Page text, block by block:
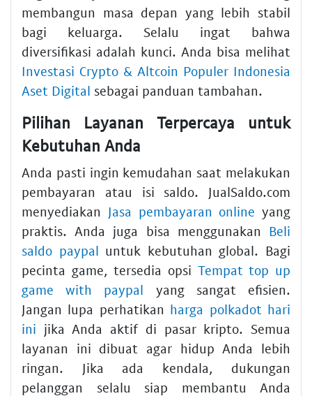
membangun masa depan yang lebih stabil
bagi keluarga. Selalu ingat bahwa
diversifikasi adalah kunci. Anda bisa melihat
Investasi Crypto & Altcoin Populer Indonesia
Aset Digital sebagai panduan tambahan.
Pilihan Layanan Terpercaya untuk
Kebutuhan Anda
Anda pasti ingin kemudahan saat melakukan
pembayaran atau isi saldo. JualSaldo.com
menyediakan Jasa pembayaran online yang
praktis. Anda juga bisa menggunakan Beli
saldo paypal untuk kebutuhan global. Bagi
pecinta game, tersedia opsi Tempat top up
game with paypal yang sangat efisien.
Jangan lupa perhatikan harga polkadot hari
ini jika Anda aktif di pasar kripto. Semua
layanan ini dibuat agar hidup Anda lebih
ringan. Jika ada kendala, dukungan
pelanggan selalu siap membantu Anda